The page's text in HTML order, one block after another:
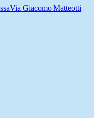
Via Giacomo Matteotti